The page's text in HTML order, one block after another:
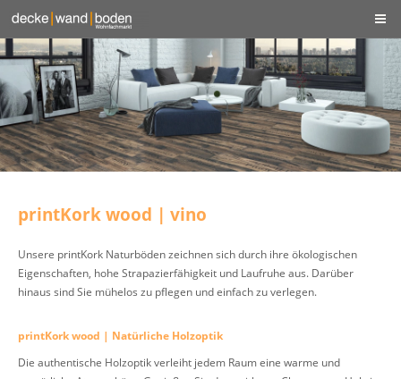
printKork wood | vino
Unsere printKork Naturböden zeichnen sich durch ihre ökologischen
Eigenschaften, hohe Strapazierfähigkeit und Laufruhe aus. Darüber
hinaus sind Sie mühelos zu pflegen und einfach zu verlegen.
printKork wood | Natürliche Holzoptik
Die authentische Holzoptik verleiht jedem Raum eine warme und